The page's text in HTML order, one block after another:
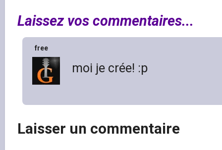
Laissez vos commentaires...
free
moi je crée! :p
Laisser un commentaire